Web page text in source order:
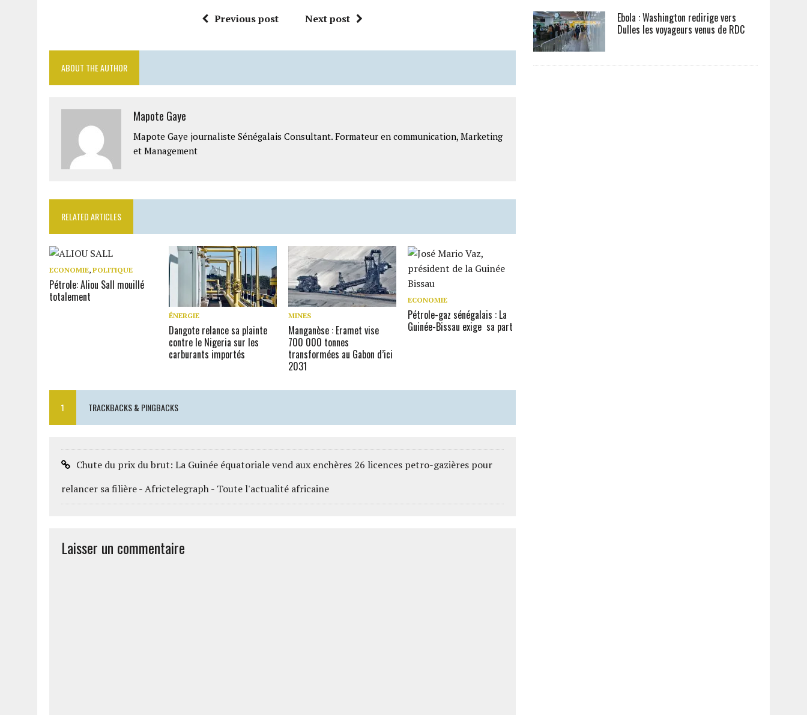
Previous post Next post
ABOUT THE AUTHOR
Mapote Gaye
Mapote Gaye journaliste Sénégalais Consultant. Formateur en communication, Marketing
et Management
RELATED ARTICLES
ECONOMIE, POLITIQUE
Pétrole: Aliou Sall mouillé
totalement
ÉNERGIE
Dangote relance sa plainte
contre le Nigeria sur les
carburants importés
MINES
Manganèse : Eramet vise
700 000 tonnes
transformées au Gabon d’ici
2031
ECONOMIE
Pétrole-gaz sénégalais : La
Guinée-Bissau exige sa part
1 TRACKBACKS & PINGBACKS
Chute du prix du brut: La Guinée équatoriale vend aux enchères 26 licences petro-gazières pour
relancer sa filière - Africtelegraph - Toute l'actualité africaine
Laisser un commentaire
Ebola : Washington redirige vers
Dulles les voyageurs venus de RDC